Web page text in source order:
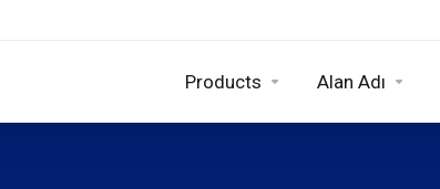
Products Alan Adı